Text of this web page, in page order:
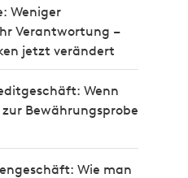
Weniger
Verantwortung –
jetzt verändert
Wenn
Bewährungsprobe
Wie man